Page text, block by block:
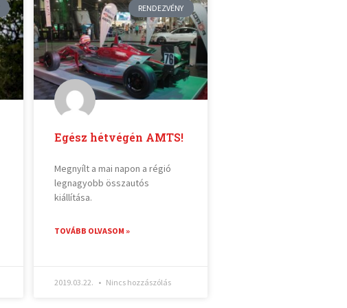
RENDEZVÉNY
Egész hétvégén AMTS!
Megnyílt a mai napon a régió
legnagyobb összautós
kiállítása.
TOVÁBB OLVASOM »
2019.03.22. Nincs hozzászólás